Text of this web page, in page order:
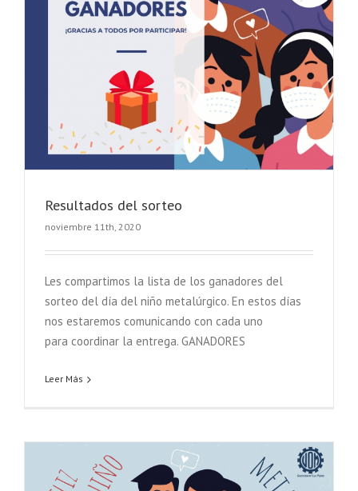
Resultados del sorteo
noviembre 11th, 2020
Les compartimos la lista de los ganadores del
sorteo del día del niño metalúrgico. En estos días
nos estaremos comunicando con cada uno
para coordinar la entrega. GANADORES
Leer Más